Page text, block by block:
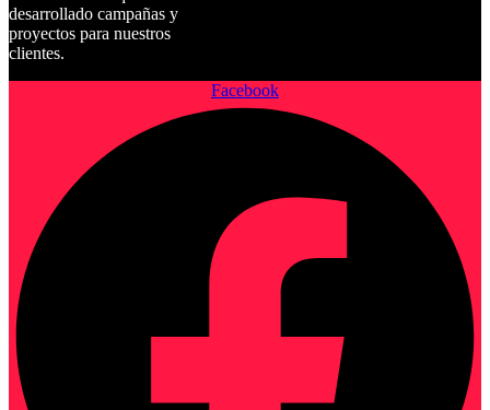
desarrollado campañas y
proyectos para nuestros
clientes.
Facebook